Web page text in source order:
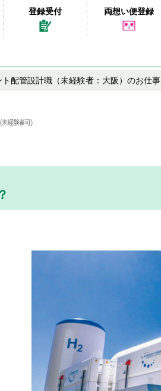
登録受付 両想い便登録
配管設計職（未経験者：大阪）のお仕事